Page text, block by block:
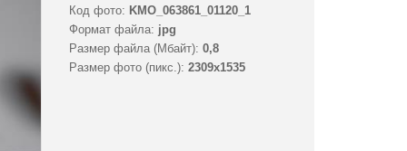
Код фото: KMO_063861_01120_1
Формат файла: jpg
Размер файла (Мбайт): 0,8
Размер фото (пикс.): 2309x1535